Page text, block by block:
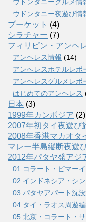
ウドンタニーグルメ情
ウドンタニー夜遊び情
プーケット (4)
シラチャー (7)
フィリピン・アンヘ
アンヘレス情報 (14)
アンへレスホテルレポ
アンヘレスグルメレポ
はじめてのアンヘレス
日本 (3)
1999年カンボジア (2)
2007年初タイ夜遊び
2008年香港マカオタ
マレー半島縦断夜遊
2012年パタヤ発アジ
01.コラート・ピマー
02.インドネシア・シ
03.パタヤアパート沈
04.タイ・ラオス周遊編
05.北京・コラート・